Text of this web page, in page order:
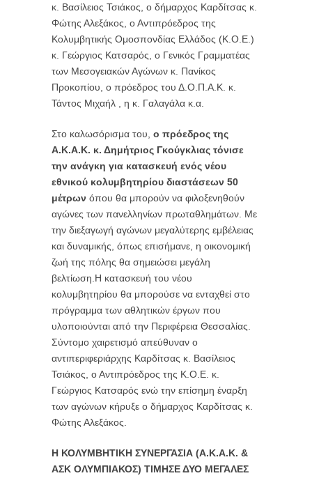
κ. Βασίλειος Τσιάκος, ο δήμαρχος Καρδίτσας κ.
Φώτης Αλεξάκος, ο Αντιπρόεδρος της
Κολυμβητικής Ομοσπονδίας Ελλάδος (Κ.Ο.Ε.)
κ. Γεώργιος Κατσαρός, o Γενικός Γραμματέας
των Μεσογειακών Αγώνων κ. Πανίκος
Προκοπίου, ο πρόεδρος του Δ.Ο.Π.Α.Κ. κ.
Τάντος Μιχαήλ , η κ. Γαλαγάλα κ.α.
Στο καλωσόρισμα του, ο πρόεδρος της
Α.Κ.Α.Κ. κ. Δημήτριος Γκούγκλιας τόνισε
την ανάγκη για κατασκευή ενός νέου
εθνικού κολυμβητηρίου διαστάσεων 50
μέτρων όπου θα μπορούν να φιλοξενηθούν
αγώνες των πανελληνίων πρωταθλημάτων. Με
την διεξαγωγή αγώνων μεγαλύτερης εμβέλειας
και δυναμικής, όπως επισήμανε, η οικονομική
ζωή της πόλης θα σημειώσει μεγάλη
βελτίωση.Η κατασκευή του νέου
κολυμβητηρίου θα μπορούσε να ενταχθεί στο
πρόγραμμα των αθλητικών έργων που
υλοποιούνται από την Περιφέρεια Θεσσαλίας.
Σύντομο χαιρετισμό απεύθυναν ο
αντιπεριφεριάρχης Καρδίτσας κ. Βασίλειος
Τσιάκος, ο Αντιπρόεδρος της Κ.Ο.Ε. κ.
Γεώργιος Κατσαρός ενώ την επίσημη έναρξη
των αγώνων κήρυξε ο δήμαρχος Καρδίτσας κ.
Φώτης Αλεξάκος.
Η ΚΟΛΥΜΒΗΤΙΚΗ ΣΥΝΕΡΓΑΣΙΑ (Α.Κ.Α.Κ. &
ΑΣΚ ΟΛΥΜΠΙΑΚΟΣ) ΤΙΜΗΣΕ ΔΥΟ ΜΕΓΑΛΕΣ